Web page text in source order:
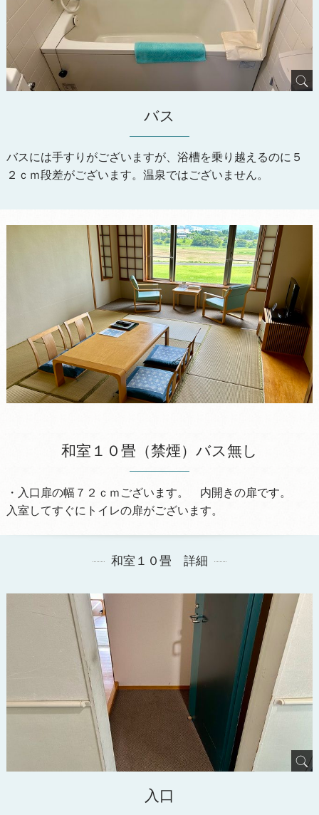
バス
バスには手すりがございますが、浴槽を乗り越えるのに５
２ｃｍ段差がございます。温泉ではございません。
和室１０畳（禁煙）バス無し
・入口扉の幅７２ｃｍございます。 内開きの扉です。
入室してすぐにトイレの扉がございます。
和室１０畳 詳細
入口